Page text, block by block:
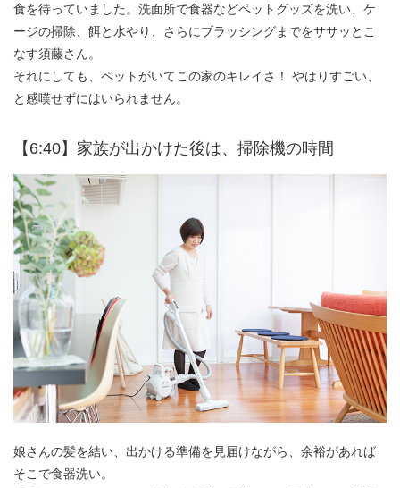
食を待っていました。洗面所で食器などペットグッズを洗い、ケ
ージの掃除、餌と水やり、さらにブラッシングまでをササッとこ
なす須藤さん。
それにしても、ペットがいてこの家のキレイさ！ やはりすごい、
と感嘆せずにはいられません。
【6:40】家族が出かけた後は、掃除機の時間
娘さんの髪を結い、出かける準備を見届けながら、余裕があれば
そこで食器洗い。